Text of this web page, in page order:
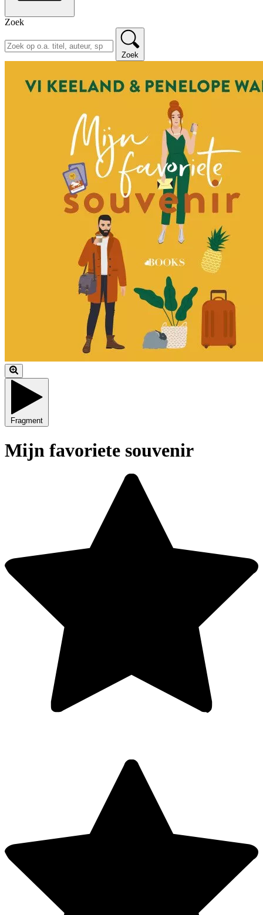
Zoek
Zoek
Fragment
Mijn favoriete souvenir